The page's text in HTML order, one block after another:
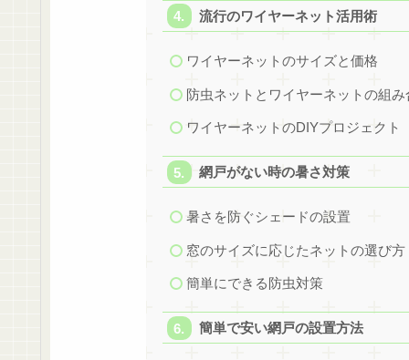
流行のワイヤーネット活用術
ワイヤーネットのサイズと価格
防虫ネットとワイヤーネットの組み
ワイヤーネットのDIYプロジェクト
網戸がない時の暑さ対策
暑さを防ぐシェードの設置
窓のサイズに応じたネットの選び方
簡単にできる防虫対策
簡単で安い網戸の設置方法